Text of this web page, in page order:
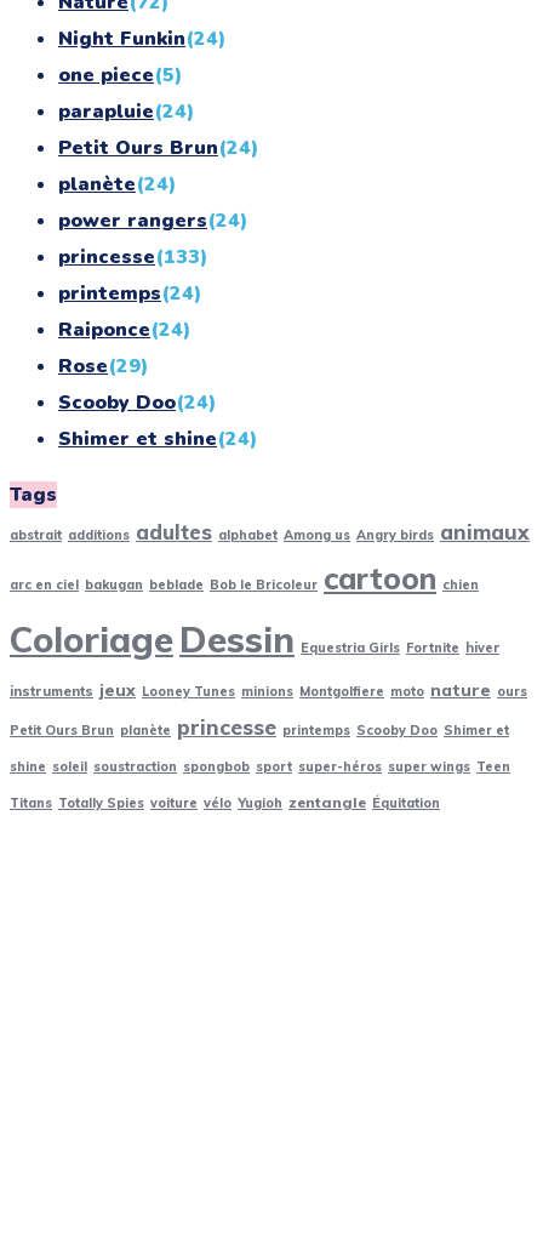
Night Funkin(24)
one piece(5)
parapluie(24)
Petit Ours Brun(24)
planète(24)
power rangers(24)
princesse(133)
printemps(24)
Raiponce(24)
Rose(29)
Scooby Doo(24)
Shimer et shine(24)
Soleil(70)
Sonic(24)
spongbob
(24)
Sports(24)
Star wars(24)
super wings(24)
super-héros (48)
Teen Titans(24)
Tags
abstrait additions adultes alphabet Among us Angry birds animaux
arc en ciel bakugan beblade Bob le Bricoleur cartoon chien
ColoriageDessin Equestria Girls Fortnite hiver
instruments jeux Looney Tunes minions Montgolfiere moto nature ours
Petit Ours Brun planète princesse printemps Scooby Doo Shimer et
shine soleil soustraction spongbob sport super-héros super wings Teen
Titans Totally Spies voiture vélo Yugioh zentangle Équitation